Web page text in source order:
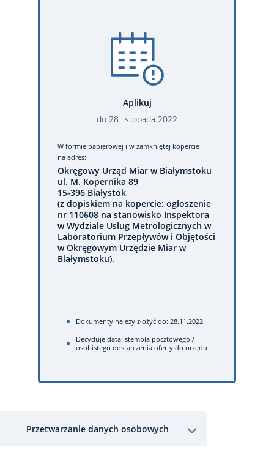
Aplikuj
do 28 listopada 2022
W formie papierowej i w zamkniętej kopercie
na adres:
Okręgowy Urząd Miar w Białymstoku
ul. M. Kopernika 89
15-396 Białystok
(z dopiskiem na kopercie: ogłoszenie
nr 110608 na stanowisko Inspektora
w Wydziale Usług Metrologicznych w
Laboratorium Przepływów i Objętości
w Okręgowym Urzędzie Miar w
Białymstoku).
Dokumenty należy złożyć do: 28.11.2022
Decyduje data: stempla pocztowego /
osobistego dostarczenia oferty do urzędu
Przetwarzanie danych osobowych